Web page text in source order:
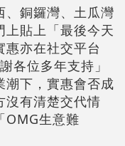
、銅鑼灣、土瓜灣
上貼上「最後今天
惠亦在社交平台
各位多年支持」
潮下，實惠會否成
沒有清楚交代情
OMG生意難